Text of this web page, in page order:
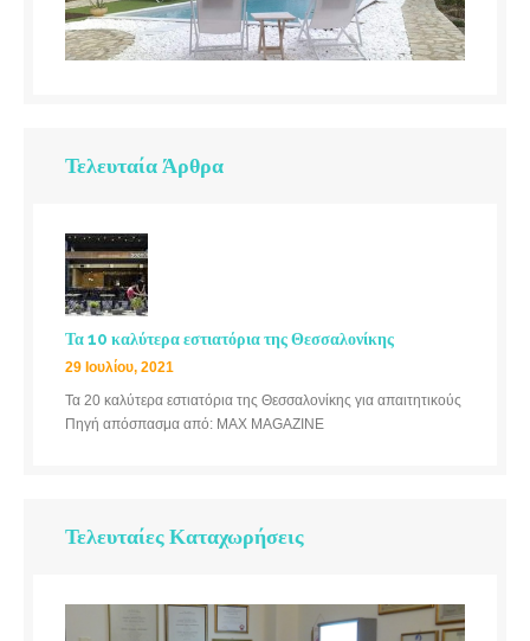
Τελευταία Άρθρα
Τα 10 καλύτερα εστιατόρια της Θεσσαλονίκης
29 Ιουλίου, 2021
Τα 20 καλύτερα εστιατόρια της Θεσσαλονίκης για απαιτητικούς
Πηγή απόσπασμα από: MAX MAGAZINE
Τελευταίες Καταχωρήσεις